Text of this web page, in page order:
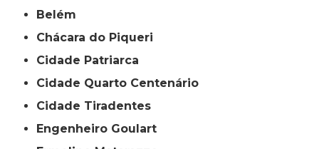
Belém
Chácara do Piqueri
Cidade Patriarca
Cidade Quarto Centenário
Cidade Tiradentes
Engenheiro Goulart